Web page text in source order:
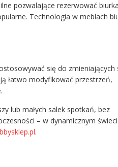
pozwalające rezerwować
Technologia w meblach
się do zmieniających
łatwo modyfikować przestrzeń,
lub małych salek spotkań, bez
– w dynamicznym
.